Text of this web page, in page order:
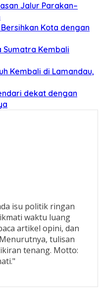
Jalur Parakan–
Kota dengan
Sumatra Kembali
Kembali di Lamandau,
dekat dengan
isu politik ringan
waktu luang
artikel opini, dan
tulisan
tenang. Motto: